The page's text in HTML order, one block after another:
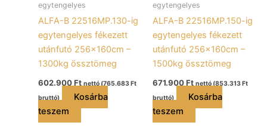
egytengelyes
ALFA-B 22516MP.130-ig
egytengelyes fékezett
utánfutó 256x160cm –
1300kg össztömeg
602.900Ft nettó (765.683Ft
bruttó)
Kosárba
teszem
egytengelyes
ALFA-B 22516MP.150-ig
egytengelyes fékezett
utánfutó 256x160cm –
1500kg össztömeg
671.900Ft nettó (853.313Ft
bruttó)
Kosárba
teszem